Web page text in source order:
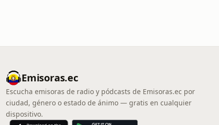
Emisoras.ec
Escucha emisoras de radio y pódcasts de Emisoras.ec por
ciudad, género o estado de ánimo — gratis en cualquier
dispositivo.